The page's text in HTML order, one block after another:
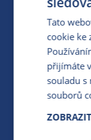
MÁM
Tato
cookie ke
přijímáte
souladu s
souborů